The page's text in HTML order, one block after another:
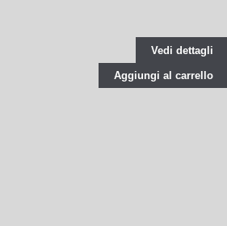
Vedi dettagli
Aggiungi al carrello